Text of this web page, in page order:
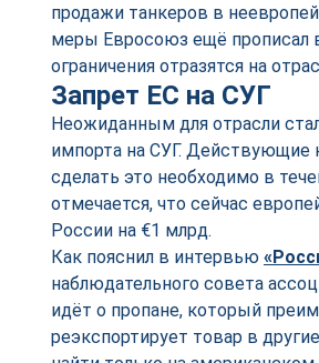
продажи танкеров в
меры Евросоюз ещё прописал
ограничения отразятся на
Запрет ЕС на СУГ
Неожиданным для отрасли
импорта на СУГ. Действующие
сделать это необходимо в
отмечается, что сейчас
России на €1 млрд.
Как пояснил в интервью
наблюдательного совета
идёт о пропане, который
реэкспортирует товар в